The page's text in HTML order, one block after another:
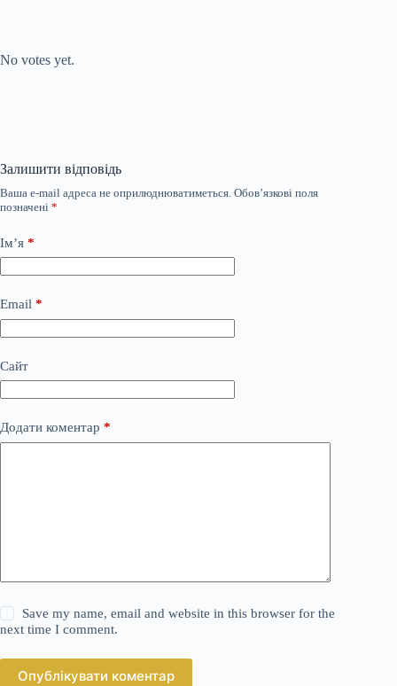
No votes yet.
Залишити відповідь
Ваша e-mail адреса не оприлюднюватиметься. Обов’язкові поля
позначені *
Ім’я *
Email *
Сайт
Додати коментар *
Save my name, email and website in this browser for the
next time I comment.
Опублікувати коментар